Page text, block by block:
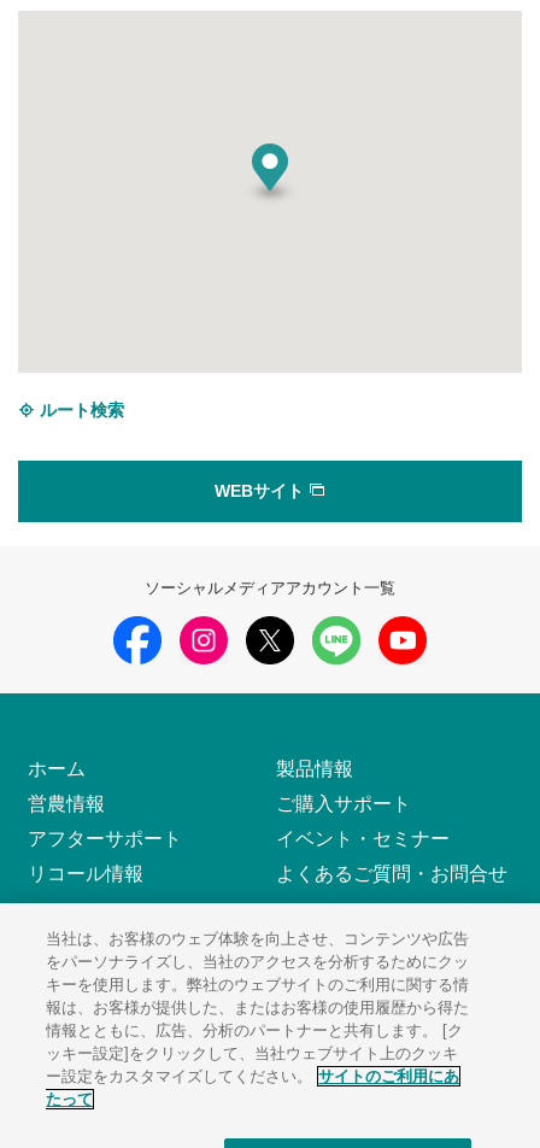
ルート検索
WEBサイト
ソーシャルメディアアカウント一覧
ホーム
製品情報
営農情報
ご購入サポート
アフターサポート
イベント・セミナー
リコール情報
よくあるご質問・お問合せ
サイトのご利用にあたって
ソーシャルメディアポリシー
個人情報保護方針
サイトマップ
当社は、お客様のウェブ体験を向上させ、コンテンツや広告
をパーソナライズし、当社のアクセスを分析するためにクッ
キーを使用します。弊社のウェブサイトのご利用に関する情
報は、お客様が提供した、またはお客様の使用履歴から得た
情報とともに、広告、分析のパートナーと共有します。 [ク
ッキー設定]をクリックして、当社ウェブサイト上のクッキ
ー設定をカスタマイズしてください。
サイトのご利用にあ
たって